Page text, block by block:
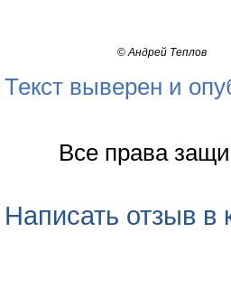
©Андрей Теплов
Текст выверен и
Все права
Написать отзыв в